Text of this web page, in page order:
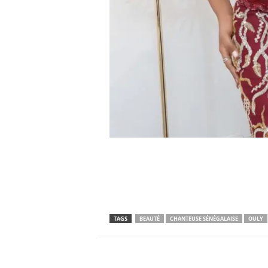
TAGS BEAUTÉ CHANTEUSE SÉNÉGALAISE OULY